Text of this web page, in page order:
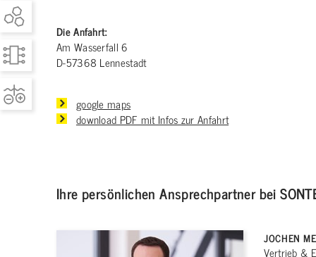
Die Anfahrt:
Am Wasserfall 6
D-57368 Lennestadt
google maps
download PDF mit Infos zur Anfahrt
Ihre persönlichen Ansprechpartner bei
JOCHEN
Vertrieb &